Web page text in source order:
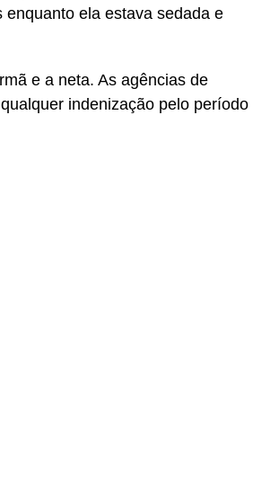
ela estava sedada e
e a neta. As agências de
indenização pelo período